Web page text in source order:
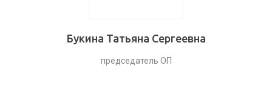
Букина Татьяна Сергеевна
председатель ОП